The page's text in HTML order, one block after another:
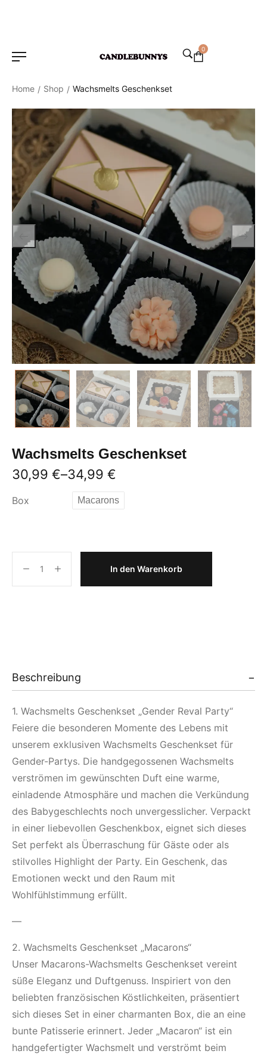
0
Home / Shop / Wachsmelts Geschenkset
Wachsmelts Geschenkset
30,99 €–34,99 €
Box Macarons
In den Warenkorb
Beschreibung
1. Wachsmelts Geschenkset „Gender Reval Party“
Feiere die besonderen Momente des Lebens mit
unserem exklusiven Wachsmelts Geschenkset für
Gender-Partys. Die handgegossenen Wachsmelts
verströmen im gewünschten Duft eine warme,
einladende Atmosphäre und machen die Verkündung
des Babygeschlechts noch unvergesslicher. Verpackt
in einer liebevollen Geschenkbox, eignet sich dieses
Set perfekt als Überraschung für Gäste oder als
stilvolles Highlight der Party. Ein Geschenk, das
Emotionen weckt und den Raum mit
Wohlfühlstimmung erfüllt.
—
2. Wachsmelts Geschenkset „Macarons“
Unser Macarons-Wachsmelts Geschenkset vereint
süße Eleganz und Duftgenuss. Inspiriert von den
beliebten französischen Köstlichkeiten, präsentiert
sich dieses Set in einer charmanten Box, die an eine
bunte Patisserie erinnert. Jeder „Macaron“ ist ein
handgefertigter Wachsmelt und verströmt beim